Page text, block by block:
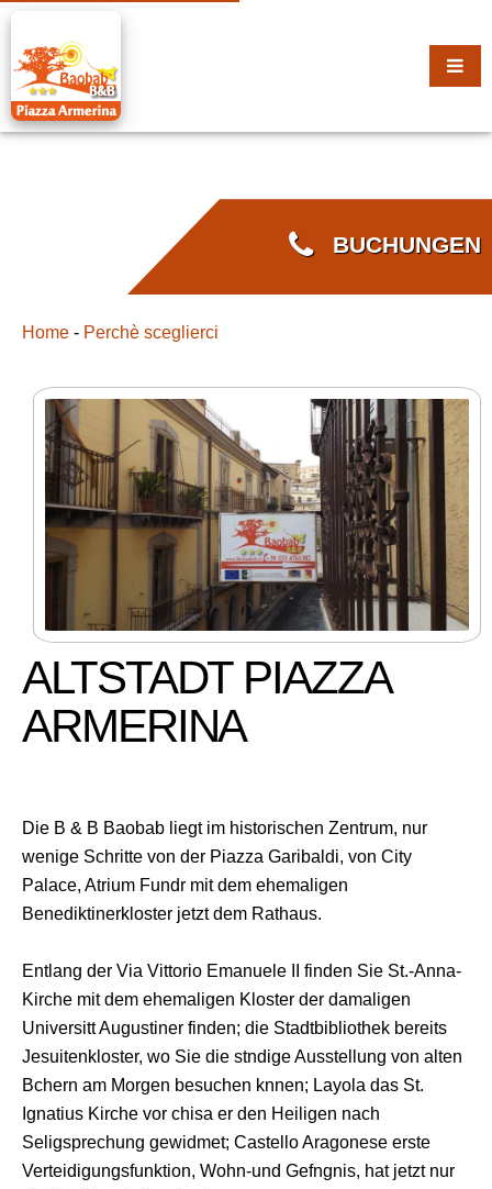
BUCHUNGEN
Home - Perchè sceglierci
ALTSTADT PIAZZA
ARMERINA
Die B & B Baobab liegt im historischen Zentrum, nur
wenige Schritte von der Piazza Garibaldi, von City
Palace, Atrium Fundr mit dem ehemaligen
Benediktinerkloster jetzt dem Rathaus.
Entlang der Via Vittorio Emanuele II finden Sie St.-Anna-
Kirche mit dem ehemaligen Kloster der damaligen
Universitt Augustiner finden; die Stadtbibliothek bereits
Jesuitenkloster, wo Sie die stndige Ausstellung von alten
Bchern am Morgen besuchen knnen; Layola das St.
Ignatius Kirche vor chisa er den Heiligen nach
Seligsprechung gewidmet; Castello Aragonese erste
Verteidigungsfunktion, Wohn-und Gefngnis, hat jetzt nur